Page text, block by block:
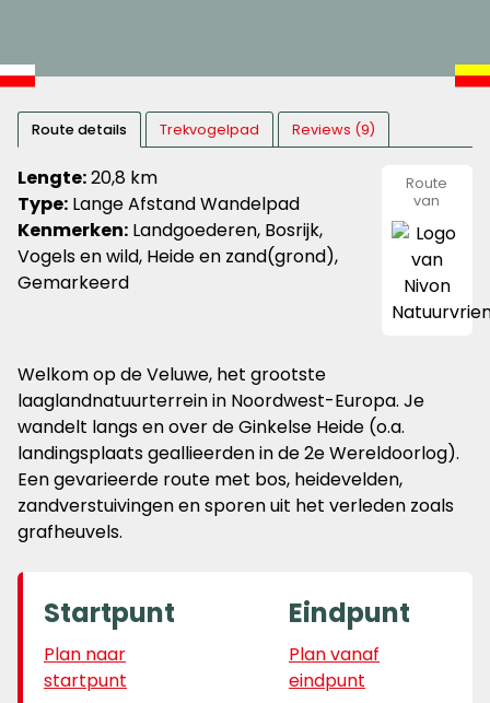
Route details Trekvogelpad Reviews (9)
Lengte:20,8 km
Type: Lange Afstand Wandelpad
Kenmerken: Landgoederen, Bosrijk,
Vogels en wild, Heide en zand(grond),
Gemarkeerd
Route
van
Welkom op de Veluwe, het grootste
laaglandnatuurterrein in Noordwest-Europa. Je
wandelt langs en over de Ginkelse Heide (o.a.
landingsplaats geallieerden in de 2e Wereldoorlog).
Een gevarieerde route met bos, heidevelden,
zandverstuivingen en sporen uit het verleden zoals
grafheuvels.
Startpunt
Plan naar
startpunt
Eindpunt
Plan vanaf
eindpunt